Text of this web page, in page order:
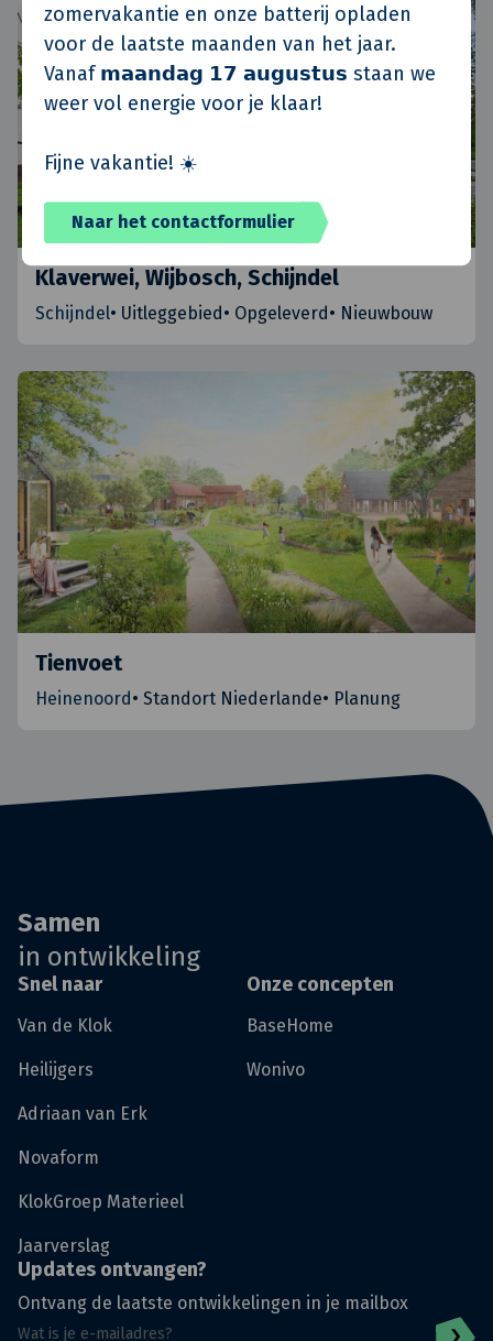
zomervakantie en onze batterij opladen
voor de laatste maanden van het jaar.
Vanaf 𝗺𝗮𝗮𝗻𝗱𝗮𝗴 𝟭𝟳 𝗮𝘂𝗴𝘂𝘀𝘁𝘂𝘀 staan we
weer vol energie voor je klaar!
Fijne vakantie! ☀️
Naar het contactformulier
Klaverwei, Wijbosch, Schijndel
Schijndel• Uitleggebied• Opgeleverd• Nieuwbouw
Tienvoet
Heinenoord• Standort Niederlande• Planung
Samen
in ontwikkeling
Snel naar
Van de Klok
Heilijgers
Adriaan van Erk
Novaform
KlokGroep Materieel
Jaarverslag
Onze concepten
BaseHome
Wonivo
Updates ontvangen?
Ontvang de laatste ontwikkelingen in je mailbox